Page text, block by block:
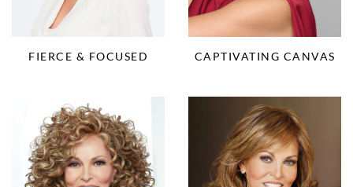
FIERCE & FOCUSED CAPTIVATING CANVAS